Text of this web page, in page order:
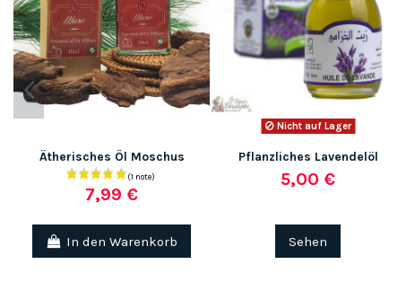
Ätherisches Öl Moschus
7,99 €
In den Warenkorb
Nicht auf Lager
Pflanzliches Lavendelöl
5,00 €
Sehen